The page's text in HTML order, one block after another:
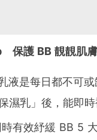
護 BB 靚靚肌膚
液是每日都不可
濕乳」後，能即
有效紓緩 BB 5